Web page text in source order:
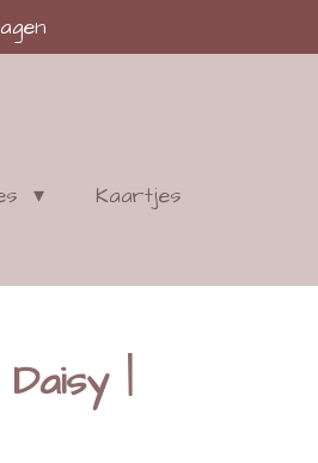
Kaartjes
|